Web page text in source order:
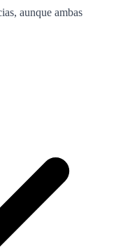
aunque ambas